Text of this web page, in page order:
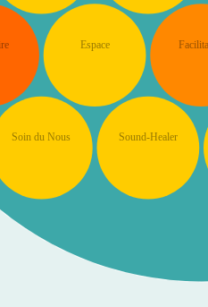
Espace
Soin du Nous Sound-Healer